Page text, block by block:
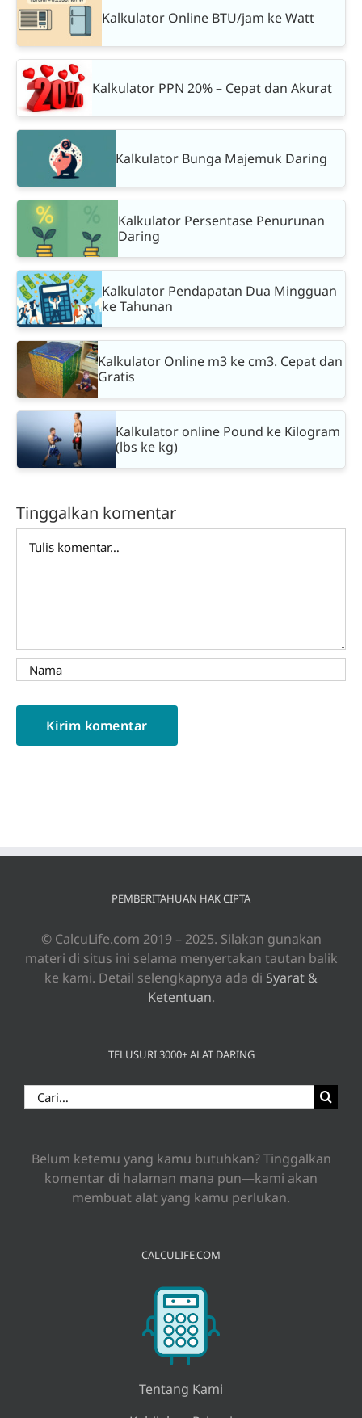
Kalkulator Online BTU/jam ke Watt
Kalkulator PPN 20% – Cepat dan Akurat
Kalkulator Bunga Majemuk Daring
Kalkulator Persentase Penurunan
Daring
Kalkulator Pendapatan Dua Mingguan
ke Tahunan
Kalkulator Online m3 ke cm3. Cepat dan
Gratis
Kalkulator online Pound ke Kilogram
(lbs ke kg)
Tinggalkan komentar
PEMBERITAHUAN HAK CIPTA
© CalcuLife.com 2019 – 2025. Silakan gunakan
materi di situs ini selama menyertakan tautan balik
ke kami. Detail selengkapnya ada di Syarat &
Ketentuan.
TELUSURI 3000+ ALAT DARING
Search
for:
Belum ketemu yang kamu butuhkan? Tinggalkan
komentar di halaman mana pun—kami akan
membuat alat yang kamu perlukan.
CALCULIFE.COM
Tentang Kami